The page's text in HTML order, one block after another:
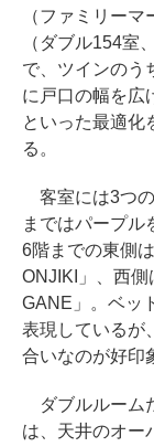
（ファミリー
（ダブル154室
で、ツインのう
に戸口の幅を広
といった最適化
る。
客室には3つ
まではパープル
6階までの東側
ONJIKI」、西
GANE」。ベッ
表現しているが
合いなのが好印
ダブルルーム
は、天井のオー